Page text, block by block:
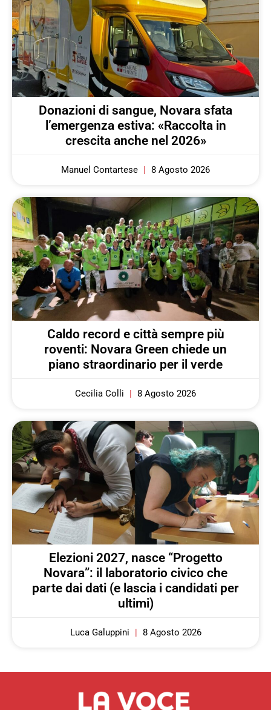
Donazioni di sangue, Novara sfata
l’emergenza estiva: «Raccolta in
crescita anche nel 2026»
Manuel Contartese 8 Agosto 2026
Caldo record e città sempre più
roventi: Novara Green chiede un
piano straordinario per il verde
Cecilia Colli 8 Agosto 2026
Elezioni 2027, nasce “Progetto
Novara”: il laboratorio civico che
parte dai dati (e lascia i candidati per
ultimi)
Luca Galuppini 8 Agosto 2026